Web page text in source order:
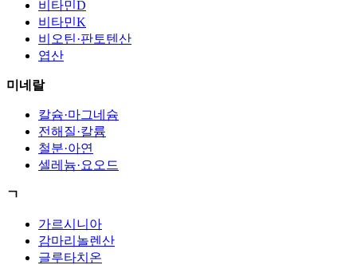
비타민D
비타민K
비오틴·판토텐산
엽산
미네랄
칼슘·마그네슘
전해질·칼륨
철분·아연
셀레늄·요오드
ㄱ
가르시니아
감마리놀렌산
글루타치온